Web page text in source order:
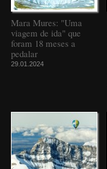
Mara Mures: "Uma
viagem de ida" que
foram 18 meses a
pedalar
29.01.2024